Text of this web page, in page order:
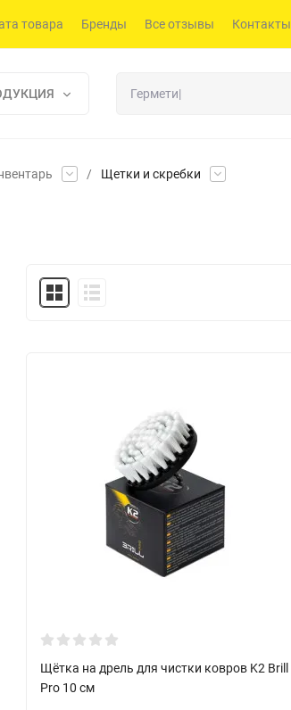
товара Бренды Все отзывы Контакты
/ Щетки и скребки
Щётка на дрель для чистки ковров K2 Brill
Pro 10 см